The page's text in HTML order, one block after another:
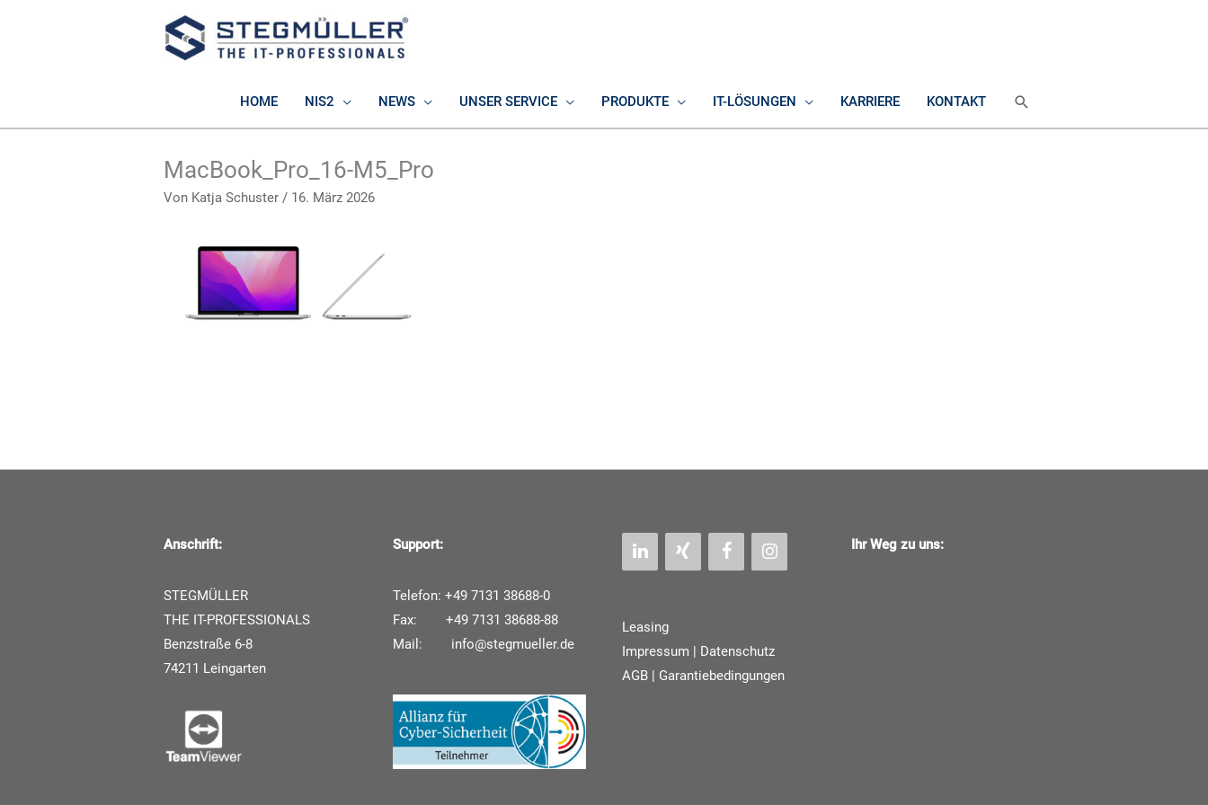
HOME NIS2 NEWS UNSER SERVICE PRODUKTE IT-LÖSUNGEN KARRIERE KONTAKT SUCHEN
MacBook_Pro_16-M5_Pro
Von Katja Schuster / 16. März 2026
Anschrift:
STEGMÜLLER
THE IT-PROFESSIONALS
Benzstraße 6-8
74211 Leingarten
Support:
Telefon: +49 7131 38688-0
Fax: +49 7131 38688-88
Mail:
info@stegmueller.de
Leasing
Impressum | Datenschutz
AGB | Garantiebedingungen
Ihr Weg zu uns: